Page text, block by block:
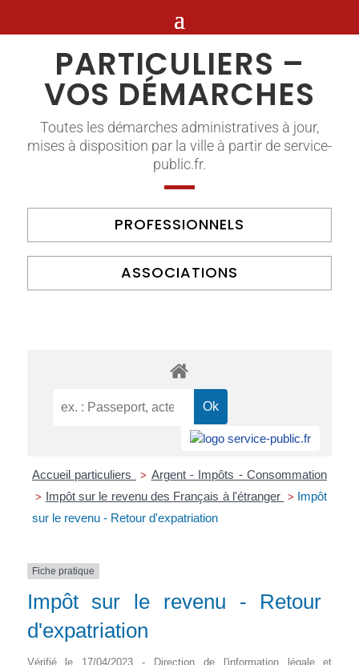
PARTICULIERS –
VOS DÉMARCHES
Toutes les démarches administratives à jour,
mises à disposition par la ville à partir de service-
public.fr.
PROFESSIONNELS
ASSOCIATIONS
Accueil particuliers > Argent - Impôts - Consommation
> Impôt sur le revenu des Français à l'étranger > Impôt
sur le revenu - Retour d'expatriation
Fiche pratique
Impôt sur le revenu - Retour
d'expatriation
Vérifié le 17/04/2023 - Direction de l'information légale et